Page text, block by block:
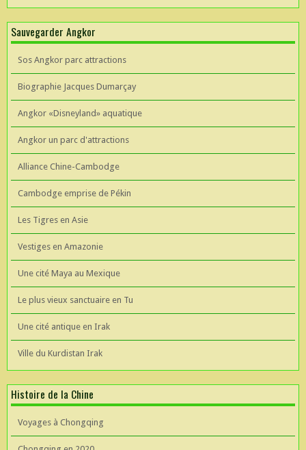
Sauvegarder Angkor
Sos Angkor parc attractions
Biographie Jacques Dumarçay
Angkor «Disneyland» aquatique
Angkor un parc d'attractions
Alliance Chine-Cambodge
Cambodge emprise de Pékin
Les Tigres en Asie
Vestiges en Amazonie
Une cité Maya au Mexique
Le plus vieux sanctuaire en Tu
Une cité antique en Irak
Ville du Kurdistan Irak
Histoire de la Chine
Voyages à Chongqing